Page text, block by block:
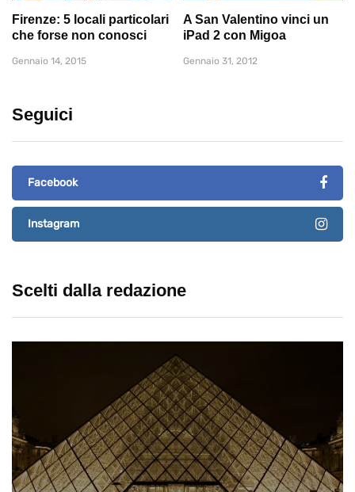
Firenze: 5 locali particolari
che forse non conosci
Gennaio 14, 2015
A San Valentino vinci un
iPad 2 con Migoa
Gennaio 31, 2012
Seguici
Facebook
Instagram
Scelti dalla redazione